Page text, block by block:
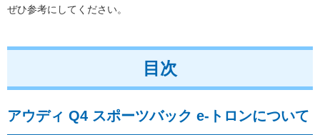
ぜひ参考にしてください。
目次
アウディ Q4 スポーツバック e-トロンについて